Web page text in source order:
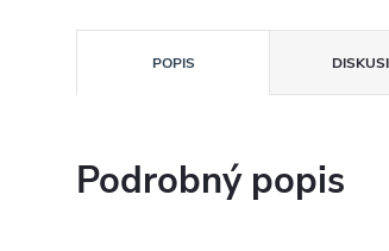
POPIS
Podrobný popis